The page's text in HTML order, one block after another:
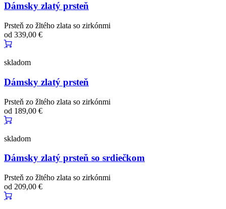
Dámsky zlatý prsteň
Prsteň zo žltého zlata so zirkónmi
od 339,00 €
skladom
Dámsky zlatý prsteň
Prsteň zo žltého zlata so zirkónmi
od 189,00 €
skladom
Dámsky zlatý prsteň so srdiečkom
Prsteň zo žltého zlata so zirkónmi
od 209,00 €